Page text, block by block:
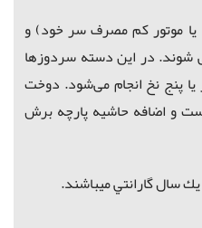
یا موتور کم مصرف سر خود) و
در این دسته سردوزها
یا پنج نخ انجام می‌شود. دوخت
و اضافه حاشیه پارچه برش
سال گارانتي ميباشند.